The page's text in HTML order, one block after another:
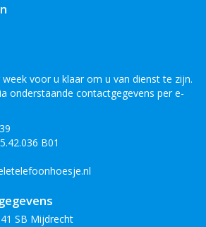
voor u klaar om u van dienst te zijn.
onderstaande contactgegevens per e-
B01
SB Mijdrecht